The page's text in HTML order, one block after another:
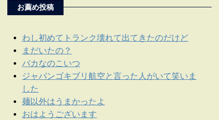
お薦め投稿
わし初めてトランク壊れて出てきたのだけど
まだいたの？
バカなのこいつ
ジャパンゴキブリ航空と言った人がいて笑いま
した
麺以外はうまかったよ
おはようございます